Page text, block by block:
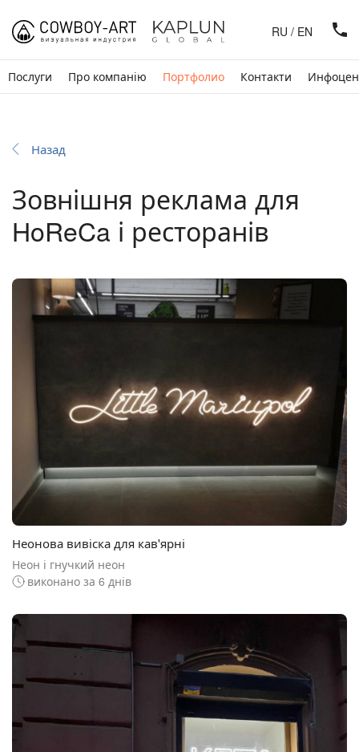
Послуги Про компанію Портфолио Контакти
RU / EN
Назад
Зовнішня реклама для
HoReCa і ресторанів
Неонова вивіска для кав'ярні
Неон і гнучкий неон
виконано за 6 днів